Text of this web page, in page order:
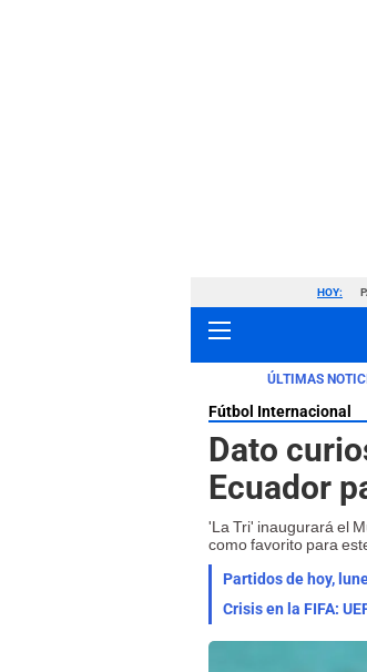
HOY:
ÚLTIMAS
Fútbol Internacional
Dato
Ecuador
'La Tri' inaugurará el
como favorito para
Partidos de hoy,
Crisis en la FIFA: